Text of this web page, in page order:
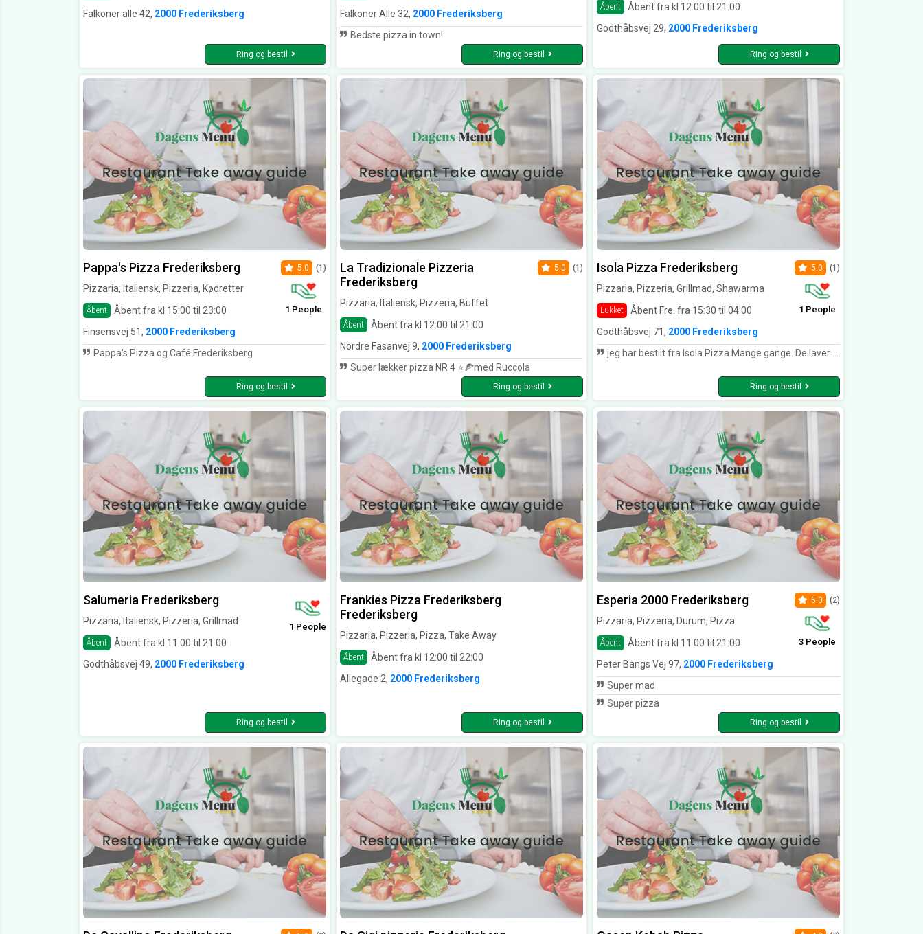
Falkoner alle 42, 2000 Frederiksberg
Ring og bestil
Falkoner Alle 32, 2000 Frederiksberg
Bedste pizza in town!
Ring og bestil
Åbent
Åbent fra kl 12:00 til 21:00
Godthåbsvej 29, 2000 Frederiksberg
Ring og bestil
Pappa's Pizza Frederiksberg
Pizzaria, Italiensk, Pizzeria, Kødretter
Åbent Åbent fra kl 15:00 til 23:00
5.0 (1)
1 People
Finsensvej 51, 2000 Frederiksberg
Pappa's Pizza og Café Frederiksberg
Ring og bestil
La Tradizionale Pizzeria
Frederiksberg
Pizzaria, Italiensk, Pizzeria, Buffet
Åbent Åbent fra kl 12:00 til 21:00
5.0 (1)
Nordre Fasanvej 9, 2000 Frederiksberg
Super lækker pizza NR 4 ⭐️🍕med Ruccola
Ring og bestil
Isola Pizza Frederiksberg
Pizzaria, Pizzeria, Grillmad, Shawarma
Lukket Åbent Fre. fra 15:30 til 04:00
5.0 (1)
1 People
Godthåbsvej 71, 2000 Frederiksberg
jeg har bestilt fra Isola Pizza Mange gange. De laver virkelig god mad og meget venlig personale. Min yndlings pizza er fuldkorns pizza-Frederiksberg special Nr 8
Ring og bestil
Salumeria Frederiksberg
Pizzaria, Italiensk, Pizzeria, Grillmad
Åbent Åbent fra kl 11:00 til 21:00
1 People
Godthåbsvej 49, 2000 Frederiksberg
Ring og bestil
Frankies Pizza Frederiksberg
Frederiksberg
Pizzaria, Pizzeria, Pizza, Take Away
Åbent
Åbent fra kl 12:00 til 22:00
Allegade 2, 2000 Frederiksberg
Ring og bestil
Esperia 2000 Frederiksberg
Pizzaria, Pizzeria, Durum, Pizza
Åbent Åbent fra kl 11:00 til 21:00
5.0 (2)
3 People
Peter Bangs Vej 97, 2000 Frederiksberg
Super mad
Super pizza
Ring og bestil